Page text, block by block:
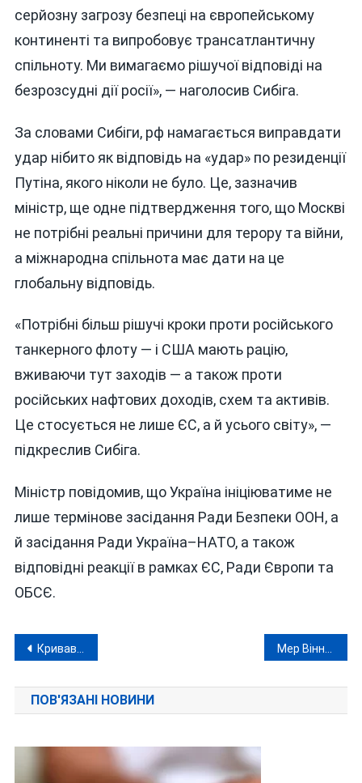
серйозну загрозу безпеці на європейському
континенті та випробовує трансатлантичну
спільноту. Ми вимагаємо рішучої відповіді на
безрозсудні дії росії», — наголосив Сибіга.
За словами Сибіги, рф намагається виправдати
удар нібито як відповідь на «удар» по резиденції
Путіна, якого ніколи не було. Це, зазначив
міністр, ще одне підтвердження того, що Москві
не потрібні реальні причини для терору та війни,
а міжнародна спільнота має дати на це
глобальну відповідь.
«Потрібні більш рішучі кроки проти російського
танкерного флоту — і США мають рацію,
вживаючи тут заходів — а також проти
російських нафтових доходів, схем та активів.
Це стосується не лише ЄС, а й усього світу», —
підкреслив Сибіга.
Міністр повідомив, що Україна ініціюватиме не
лише термінове засідання Ради Безпеки ООН, а
й засідання Ради Україна–НАТО, а також
відповідні реакції в рамках ЄС, Ради Європи та
ОБСЄ.
Навігація
записів
Кривава ніч 9 січня: ракети й дрони рашистів били по Львову та житловим кварталам Києва
ПОВ'ЯЗАНІ НОВИНИ